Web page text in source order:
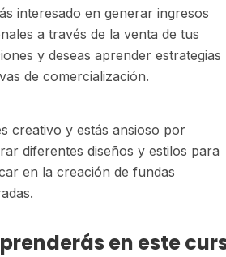
interesado en generar ingresos
a través de la venta de tus
y deseas aprender estrategias
de comercialización.
creativo y estás ansioso por
diferentes diseños y estilos para
en la creación de fundas
en este